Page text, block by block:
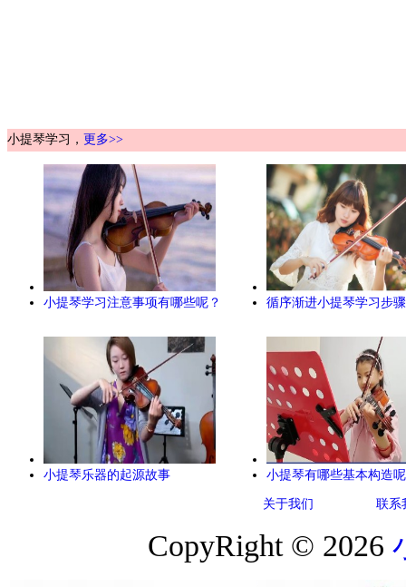
小提琴学习， 更多>>
小提琴学习注意事项有哪些呢？ 循序渐进小提琴学习步骤
小提琴乐器的起源故事 小提琴有哪些基本构造呢
关于我们 联系
CopyRight © 2026